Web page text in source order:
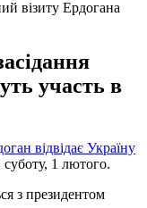
участь в
відвідає Україну
1 лютого.
з президентом